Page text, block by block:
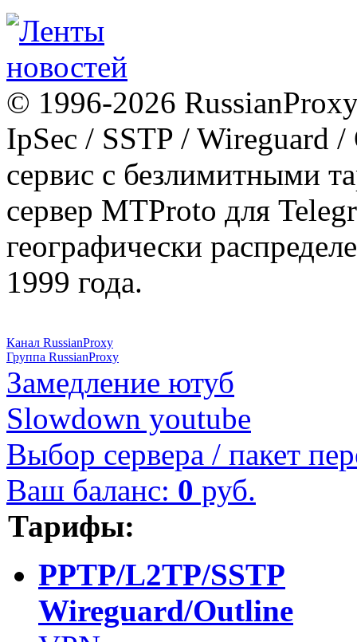
© 1996-2026
IpSec / SSTP / Wireguard
сервис с безлимитными
сервер MTProto для
географически
1999 года.
Канал RussianProxy
Группа RussianProxy
Замедление ютуб
Slowdown youtube
Выбор сервера / пакет
Ваш баланс: 0 руб.
Тарифы:
PPTP/L2TP/SSTP
Wireguard/Outline